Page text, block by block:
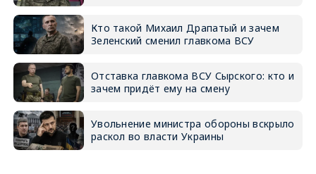
Кто такой Михаил Драпатый и зачем
Зеленский сменил главкома ВСУ
Отставка главкома ВСУ Сырского: кто и
зачем придёт ему на смену
Увольнение министра обороны вскрыло
раскол во власти Украины